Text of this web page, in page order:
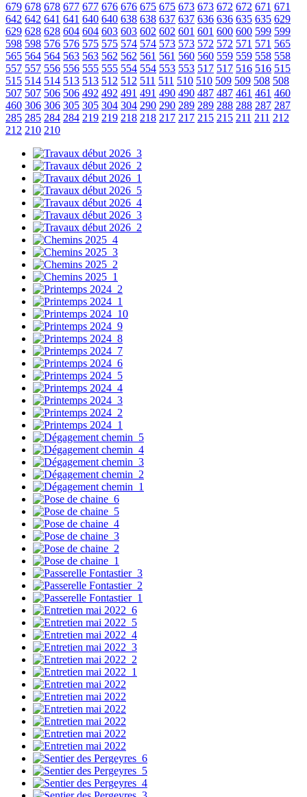
679 678 678 677 677 676 676 675 675 673 673 672 672 671 671
642 642 641 641 640 640 638 638 637 637 636 636 635 635 629
629 628 628 604 604 603 603 602 602 601 601 600 600 599 599
598 598 576 576 575 575 574 574 573 573 572 572 571 571 565
565 564 564 563 563 562 562 561 561 560 560 559 559 558 558
557 557 556 556 555 555 554 554 553 553 517 517 516 516 515
515 514 514 513 513 512 512 511 511 510 510 509 509 508 508
507 507 506 506 492 492 491 491 490 490 487 487 461 461 460
460 306 306 305 305 304 304 290 290 289 289 288 288 287 287
285 285 284 284 219 219 218 218 217 217 215 215 211 211 212
212 210 210